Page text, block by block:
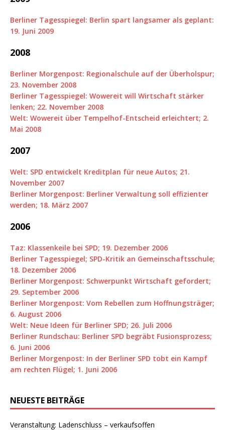
Berliner Tagesspiegel: Berlin spart langsamer als geplant:
19. Juni 2009
2008
Berliner Morgenpost: Regionalschule auf der Überholspur;
23. November 2008
Berliner Tagesspiegel: Wowereit will Wirtschaft stärker
lenken; 22. November 2008
Welt: Wowereit über Tempelhof-Entscheid erleichtert; 2.
Mai 2008
2007
Welt: SPD entwickelt Kreditplan für neue Autos; 21.
November 2007
Berliner Morgenpost: Berliner Verwaltung soll effizienter
werden; 18. März 2007
2006
Taz: Klassenkeile bei SPD; 19. Dezember 2006
Berliner Tagesspiegel; SPD-Kritik an Gemeinschaftsschule;
18. Dezember 2006
Berliner Morgenpost: Schwerpunkt Wirtschaft gefordert;
29. September 2006
Berliner Morgenpost: Vom Rebellen zum Hoffnungsträger;
6. August 2006
Welt: Neue Ideen für Berliner SPD; 26. Juli 2006
Berliner Rundschau: Berliner SPD begräbt Fusionsprozess;
6. Juni 2006
Berliner Morgenpost: In der Berliner SPD tobt ein Kampf
am rechten Flügel; 1. Juni 2006
NEUESTE BEITRÄGE
Veranstaltung: Ladenschluss – verkaufsoffen